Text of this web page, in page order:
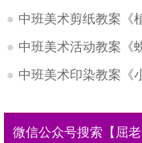
● 中班美术剪纸教案《
● 中班美术活动教案《
● 中班美术印染教案《
微信公众号搜索【屈